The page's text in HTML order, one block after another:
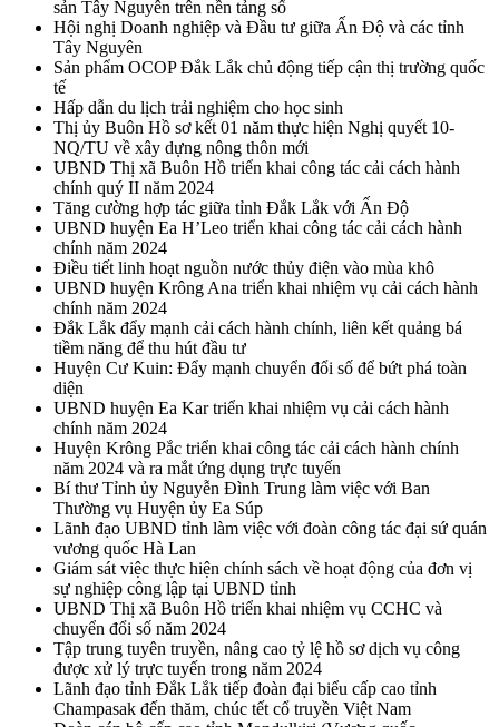
sản Tây Nguyên trên nền tảng số
Hội nghị Doanh nghiệp và Đầu tư giữa Ấn Độ và các tỉnh
Tây Nguyên
Sản phẩm OCOP Đắk Lắk chủ động tiếp cận thị trường quốc
tế
Hấp dẫn du lịch trải nghiệm cho học sinh
Thị ủy Buôn Hồ sơ kết 01 năm thực hiện Nghị quyết 10-
NQ/TU về xây dựng nông thôn mới
UBND Thị xã Buôn Hồ triển khai công tác cải cách hành
chính quý II năm 2024
Tăng cường hợp tác giữa tỉnh Đắk Lắk với Ấn Độ
UBND huyện Ea H’Leo triển khai công tác cải cách hành
chính năm 2024
Điều tiết linh hoạt nguồn nước thủy điện vào mùa khô
UBND huyện Krông Ana triển khai nhiệm vụ cải cách hành
chính năm 2024
Đắk Lắk đẩy mạnh cải cách hành chính, liên kết quảng bá
tiềm năng để thu hút đầu tư
Huyện Cư Kuin: Đẩy mạnh chuyển đổi số để bứt phá toàn
diện
UBND huyện Ea Kar triển khai nhiệm vụ cải cách hành
chính năm 2024
Huyện Krông Pắc triển khai công tác cải cách hành chính
năm 2024 và ra mắt ứng dụng trực tuyến
Bí thư Tỉnh ủy Nguyễn Đình Trung làm việc với Ban
Thường vụ Huyện ủy Ea Súp
Lãnh đạo UBND tỉnh làm việc với đoàn công tác đại sứ quán
vương quốc Hà Lan
Giám sát việc thực hiện chính sách về hoạt động của đơn vị
sự nghiệp công lập tại UBND tỉnh
UBND Thị xã Buôn Hồ triển khai nhiệm vụ CCHC và
chuyển đổi số năm 2024
Tập trung tuyên truyền, nâng cao tỷ lệ hồ sơ dịch vụ công
được xử lý trực tuyến trong năm 2024
Lãnh đạo tỉnh Đắk Lắk tiếp đoàn đại biểu cấp cao tỉnh
Champasak đến thăm, chúc tết cổ truyền Việt Nam